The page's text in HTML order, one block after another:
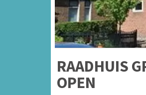
RAADHUIS
OPEN